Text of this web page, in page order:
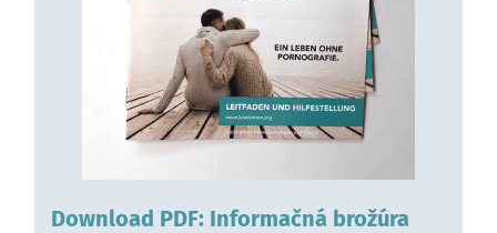
Download PDF: Informačná brožúra